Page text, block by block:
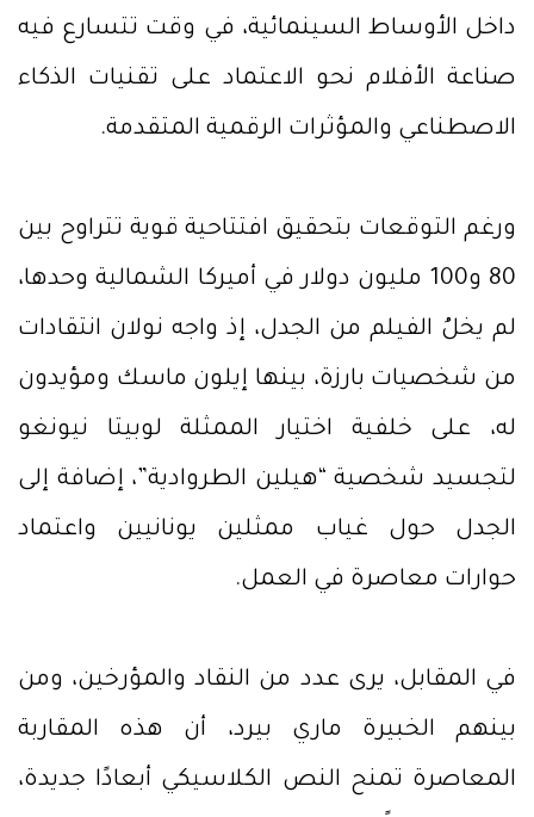
داخل الأوساط السينمائية، في وقت تتسارع فيه
صناعة الأفلام نحو الاعتماد على تقنيات الذكاء
الاصطناعي والمؤثرات الرقمية المتقدمة.
ورغم التوقعات بتحقيق افتتاحية قوية تتراوح بين
80 و100 مليون دولار في أميركا الشمالية وحدها،
لم يخلُ الفيلم من الجدل، إذ واجه نولان انتقادات
من شخصيات بارزة، بينها إيلون ماسك ومؤيدون
له، على خلفية اختيار الممثلة لوبيتا نيونغو
لتجسيد شخصية “هيلين الطروادية”، إضافة إلى
الجدل حول غياب ممثلين يونانيين واعتماد
حوارات معاصرة في العمل.
في المقابل، يرى عدد من النقاد والمؤرخين، ومن
بينهم الخبيرة ماري بيرد، أن هذه المقاربة
المعاصرة تمنح النص الكلاسيكي أبعادًا جديدة،